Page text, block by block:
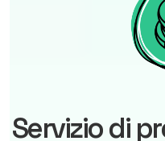
Servizio di